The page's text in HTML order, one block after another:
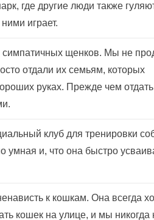
где другие люди также
играет.
симпатичных щенков. Мы не
отдали их семьям, которых
руках. Прежде чем
клуб для тренировки
умная и, что она быстро
к кошкам. Она всегда
кошек на улице, и мы никогда